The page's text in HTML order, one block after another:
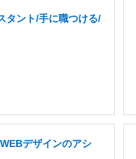
タント/手に職つける/
デザインのアシ